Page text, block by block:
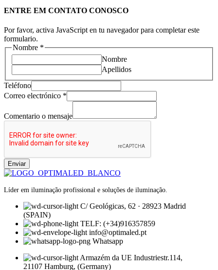
ENTRE EM CONTATO CONOSCO
Por favor, activa JavaScript en tu navegador para completar este
formulario.
Nombre *
Nombre
Apellidos
Teléfono
Correo electrónico *
Comentario o mensaje
Enviar
Líder em iluminação profissional e soluções de iluminação.
C/ Geológicas, 62 · 28923 Madrid
(SPAIN)
TELF: (+34)916357859
info@optimaled.pt
Whatsapp
Armazém da UE Industriestr.114,
21107 Hamburg, (Germany)